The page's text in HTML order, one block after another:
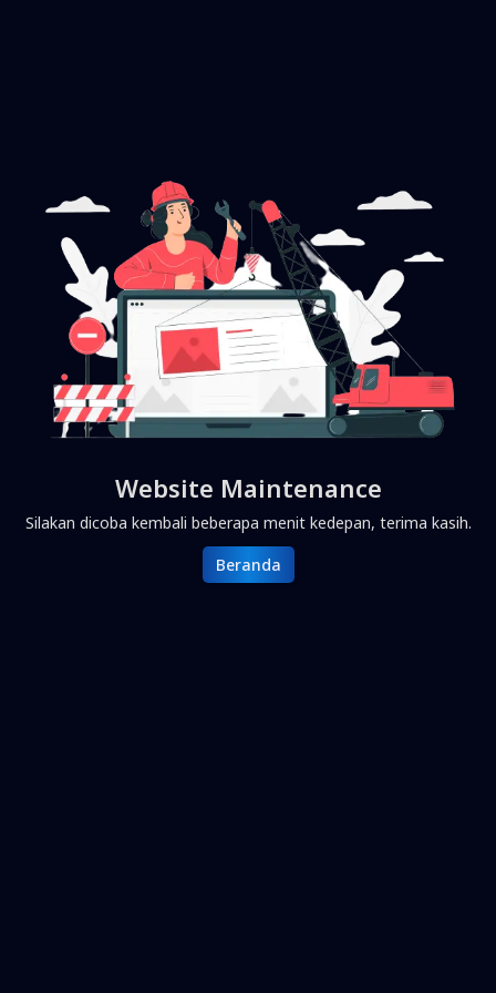
Website Maintenance
Silakan dicoba kembali beberapa menit kedepan, terima kasih.
Beranda